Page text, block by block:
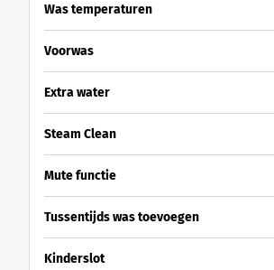
Was temperaturen
Voorwas
Extra water
Steam Clean
Mute functie
Tussentijds was toevoegen
Kinderslot